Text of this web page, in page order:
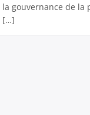
gouvernance de
[…]